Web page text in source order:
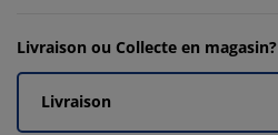
Livraison ou Collecte en magasin?
Livraison